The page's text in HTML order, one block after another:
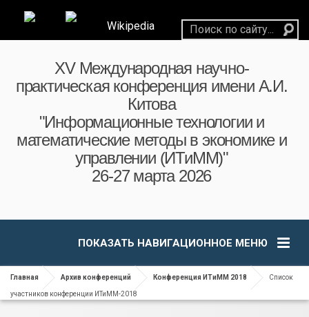
Wikipedia
XV Международная научно-
практическая конференция имени А.И.
Китова
"Информационные технологии и
математические методы в экономике и
управлении (ИТиММ)"
26-27 марта 2026
ПОКАЗАТЬ НАВИГАЦИОННОЕ МЕНЮ
Главная Архив конференций Конференция ИТиММ 2018 Список
участников конференции ИТиММ-2018